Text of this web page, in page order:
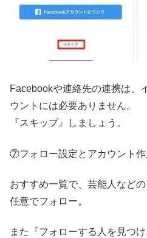
Facebookや連絡先の連携は、
ウントには必要ありません。
『スキップ』しましょう。
⑦フォロー設定とアカウント作
おすすめ一覧で、芸能人など
任意でフォロー。
また『フォローする人を見つ